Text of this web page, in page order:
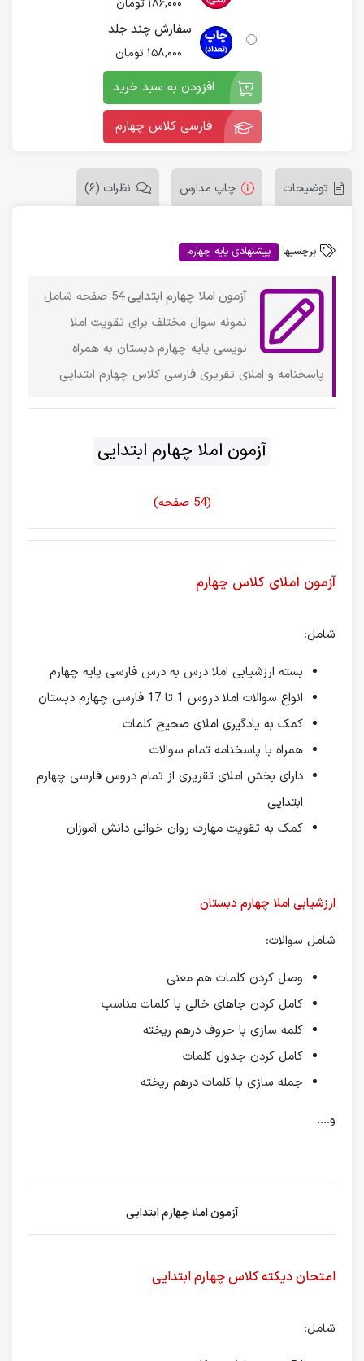
186,000 تومان
سفارش چند جلد
158,000 تومان
افزودن به سبد خرید
فارسی کلاس چهارم
توضیحات چاپ مدارس نظرات (6)
برچسبها پیشنهادی پایه چهارم
آزمون املا چهارم ابتدایی
54 صفحه شامل
نمونه سوال مختلف برای تقویت املا
نویسی پایه چهارم دبستان به همراه
پاسخنامه و املای تقریری فارسی کلاس چهارم ابتدایی
آزمون املا چهارم ابتدایی
(54 صفحه)
آزمون املای کلاس چهارم
شامل:
بسته ارزشیابی املا درس به درس فارسی پایه چهارم
انواع سوالات املا دروس 1 تا 17 فارسی چهارم دبستان
کمک به یادگیری املای صحیح کلمات
همراه با پاسخنامه تمام سوالات
دارای بخش املای تقریری از تمام دروس فارسی چهارم
ابتدایی
کمک به تقویت مهارت روان خوانی دانش آموزان
ارزشیابی املا چهارم دبستان
شامل سوالات:
وصل کردن کلمات هم معنی
کامل کردن جاهای خالی با کلمات مناسب
کلمه سازی با حروف درهم ریخته
کامل کردن جدول کلمات
جمله سازی با کلمات درهم ریخته
و….
آزمون املا چهارم ابتدایی
امتحان دیکته کلاس چهارم ابتدایی
شامل: